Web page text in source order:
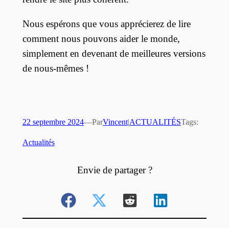
Nous espérons que vous apprécierez de lire
comment nous pouvons aider le monde,
simplement en devenant de meilleures versions
de nous-mêmes !
22 septembre 2024—ParVincent|ACTUALITÉSTags:
Actualités
Envie de partager ?